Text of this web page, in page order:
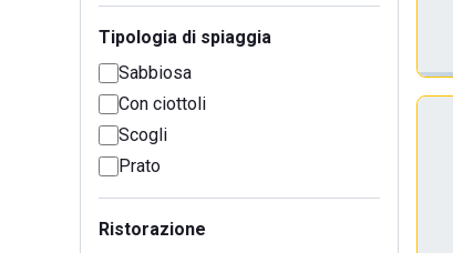
Tipologia di spiaggia
Sabbiosa
Con ciottoli
Scogli
Prato
Ristorazione